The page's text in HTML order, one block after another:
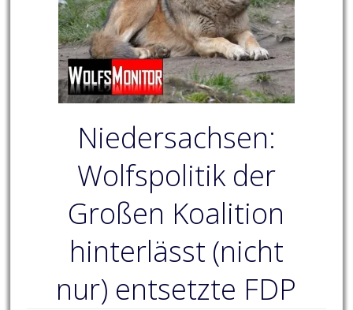
Niedersachsen:
Wolfspolitik der
Großen Koalition
hinterlässt (nicht
nur) entsetzte FDP